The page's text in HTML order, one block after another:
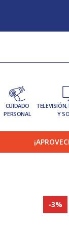
CUIDADO
PERSONAL
Y
-3%